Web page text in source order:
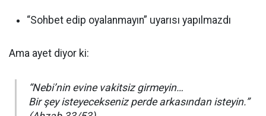
“Sohbet edip oyalanmayın” uyarısı yapılmazdı
Ama ayet diyor ki:
“Nebi’nin evine vakitsiz girmeyin…
Bir şey isteyecekseniz perde arkasından isteyin.”